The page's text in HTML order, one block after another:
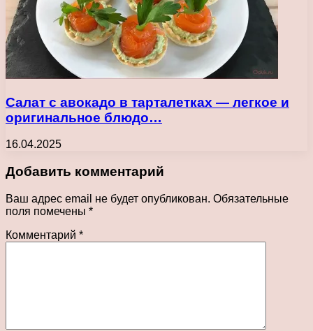
Салат с авокадо в тарталетках — легкое и
оригинальное блюдо…
16.04.2025
Добавить комментарий
Ваш адрес email не будет опубликован. Обязательные
поля помечены *
Комментарий *